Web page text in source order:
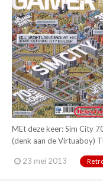
MEt deze keer: Sim City
(denk aan de Virtuaboy)
23 mei 2013